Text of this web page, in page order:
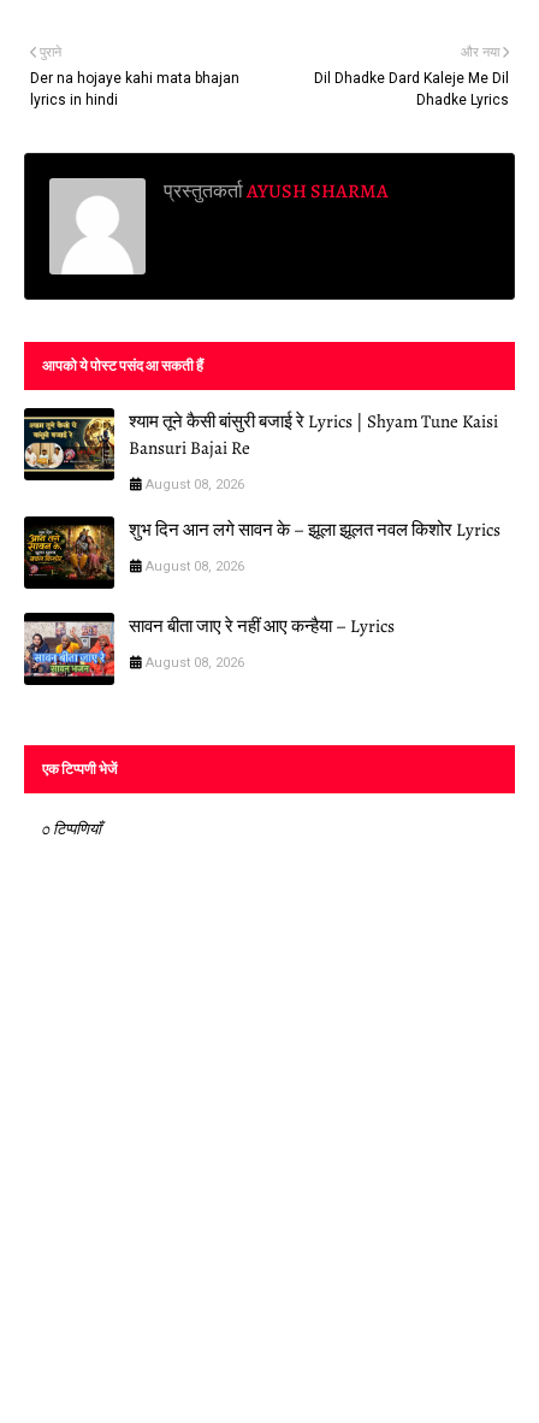
और नया
Dil Dhadke Dard Kaleje Me Dil
Dhadke Lyrics
पुराने
Der na hojaye kahi mata bhajan
lyrics in hindi
प्रस्तुतकर्ताAYUSH SHARMA
आपको ये पोस्ट पसंद आ सकती हैं
श्याम तूने कैसी बांसुरी बजाई रे Lyrics | Shyam Tune Kaisi
Bansuri Bajai Re
August 08, 2026
शुभ दिन आन लगे सावन के – झूला झूलत नवल किशोर Lyrics
August 08, 2026
सावन बीता जाए रे नहीं आए कन्हैया – Lyrics
August 08, 2026
एक टिप्पणी भेजें
0 टिप्पणियाँ